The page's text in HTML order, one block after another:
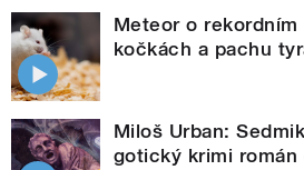
Meteor o
kočkách a pachu
Miloš Urban:
gotický krimi